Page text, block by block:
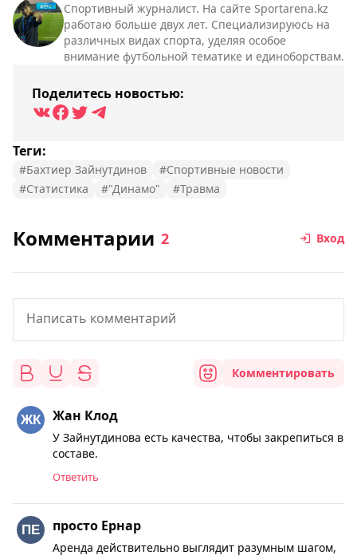
Спортивный журналист. На сайте Sportarena.kz
работаю больше двух лет. Специализируюсь на
различных видах спорта, уделяя особое
внимание футбольной тематике и единоборствам.
Поделитесь новостью:
Теги:
#Бахтиер Зайнутдинов
#Спортивные новости
#Статистика
#"Динамо" #Травма
Комментарии 2 Вход
Комментировать
Жан Клод
У Зайнутдинова есть качества, чтобы закрепиться в
составе.
Ответить
просто Ернар
Аренда действительно выглядит разумным шагом,